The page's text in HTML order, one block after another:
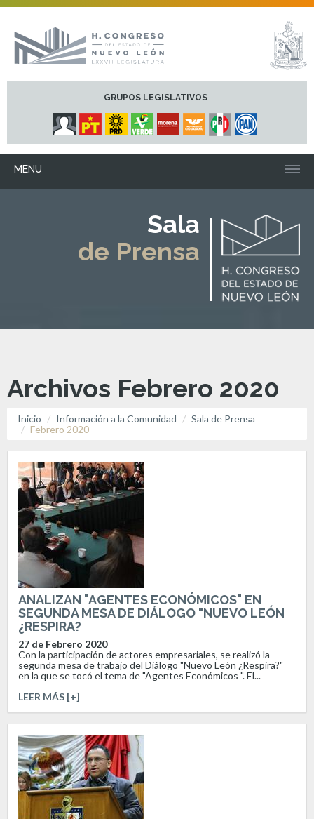
GRUPOS LEGISLATIVOS
MENU
Sala
de Prensa
Archivos Febrero 2020
Inicio Información a la Comunidad
Sala de Prensa
Febrero 2020
ANALIZAN "AGENTES ECONÓMICOS" EN
SEGUNDA MESA DE DIÁLOGO "NUEVO LEÓN
¿RESPIRA?
27 de Febrero 2020
Con la participación de actores empresariales, se realizó la
segunda mesa de trabajo del Diálogo "Nuevo León ¿Respira?"
en la que se tocó el tema de "Agentes Económicos ". El...
LEER MÁS [+]